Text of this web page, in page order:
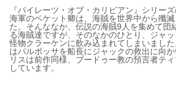
『パイレーツ・オブ・カリビアン』シリー
海軍のベケット卿は、海賊を世界中から殲
た。そんななか、伝説の海賊9人を集めて団
る海賊達ですが、そのなかのひとり、ジャ
怪物クラーケンに飲み込まれてしまいまし
はバルボッサを船長にジャックの救出に向
リスは前作同様、ブードゥー教の預言者テ
しています。